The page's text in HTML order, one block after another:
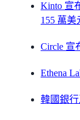
Kinto 宣
155 萬美
Circle 宣
Ethena
韓國銀